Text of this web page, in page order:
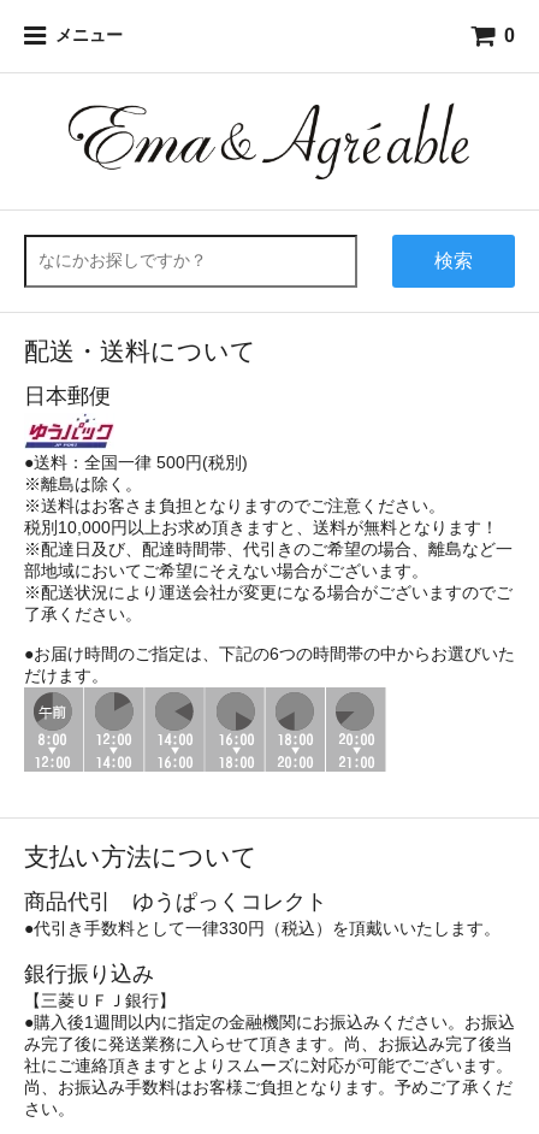
メニュー 0
検索
配送・送料について
日本郵便
●送料：全国一律 500円(税別)
※離島は除く。
※送料はお客さま負担となりますのでご注意ください。
税別10,000円以上お求め頂きますと、送料が無料となります！
※配達日及び、配達時間帯、代引きのご希望の場合、離島など一
部地域においてご希望にそえない場合がございます。
※配送状況により運送会社が変更になる場合がございますのでご
了承ください。
●お届け時間のご指定は、下記の6つの時間帯の中からお選びいた
だけます。
支払い方法について
商品代引 ゆうぱっくコレクト
●代引き手数料として一律330円（税込）を頂戴いいたします。
銀行振り込み
【三菱ＵＦＪ銀行】
●購入後1週間以内に指定の金融機関にお振込みください。お振込
み完了後に発送業務に入らせて頂きます。尚、お振込み完了後当
社にご連絡頂きますとよりスムーズに対応が可能でございます。
尚、お振込み手数料はお客様ご負担となります。予めご了承くだ
さい。